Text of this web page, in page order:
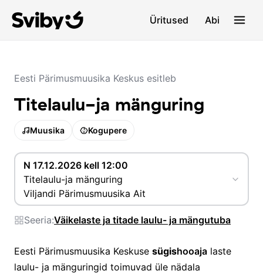
Üritused Abi
Eesti Pärimusmuusika Keskus esitleb
Titelaulu-ja mänguring
Muusika Kogupere
N 17.12.2026 kell 12:00
Titelaulu-ja mänguring
Viljandi Pärimusmuusika Ait
Seeria:Väikelaste ja titade laulu- ja mängutuba
Eesti Pärimusmuusika Keskuse sügishooaja laste
laulu- ja mänguringid toimuvad üle nädala